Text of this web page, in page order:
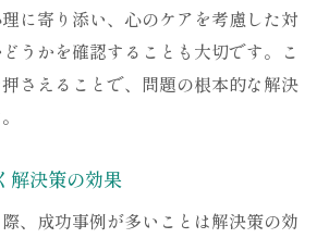
に寄り添い、心のケアを考慮した対
うかを確認することも大切です。こ
さえることで、問題の根本的な解決
解決策の効果
、成功事例が多いことは解決策の効